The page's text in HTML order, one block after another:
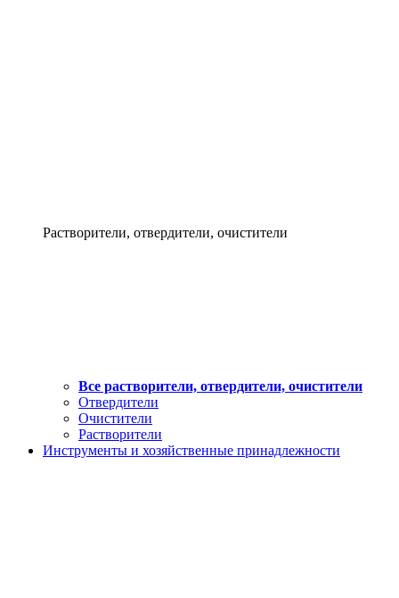
Растворители, отвердители, очистители
Все растворители, отвердители, очистители
Отвердители
Очистители
Растворители
Инструменты и хозяйственные принадлежности